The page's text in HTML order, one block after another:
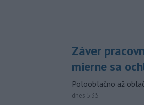
Záver
mierne sa
Polooblačno až
dnes 5:35